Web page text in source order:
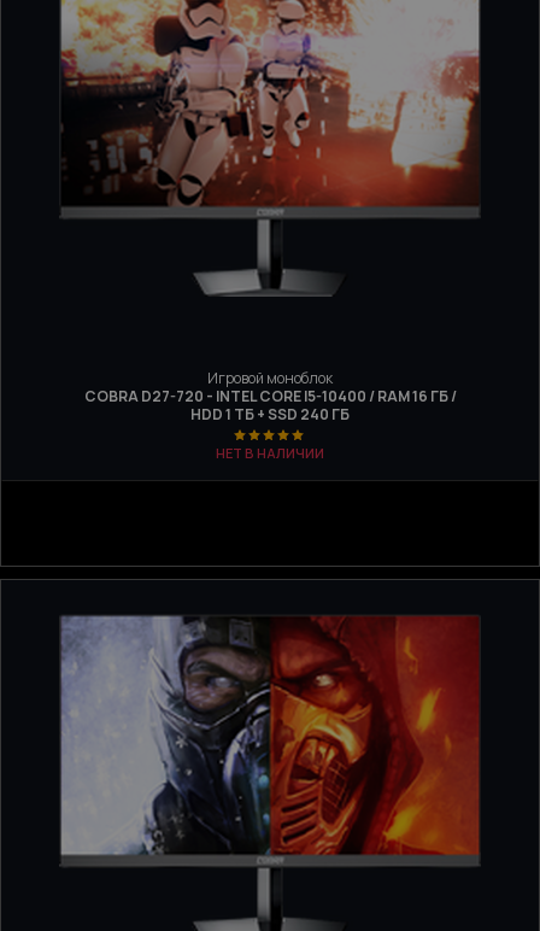
Игровой моноблок
COBRA D27-720 - INTEL CORE I5-10400 / RAM 16 ГБ /
HDD 1 ТБ + SSD 240 ГБ
НЕТ В НАЛИЧИИ